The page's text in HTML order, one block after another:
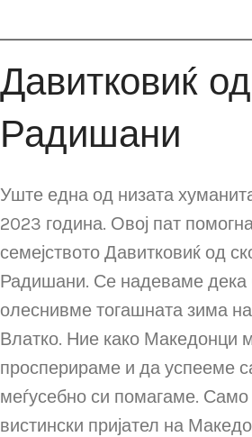
Давитковиќ од
Радишани
Уште една од низата
2023 година. Овој пат
семејството Давитковиќ од
Радишани. Се надеваме дека
олеснивме тогашната зима
Влатко. Ние како Македонци
просперираме и да успееме
меѓусебно си помагаме.
вистински пријател на